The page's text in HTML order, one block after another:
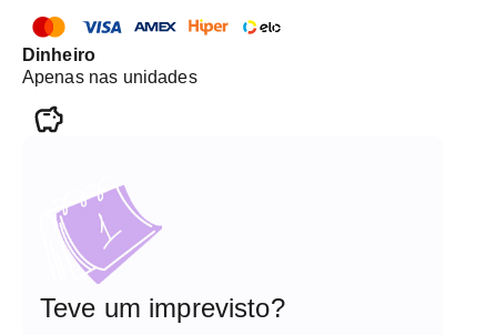
Dinheiro
Apenas nas unidades
Teve um imprevisto?